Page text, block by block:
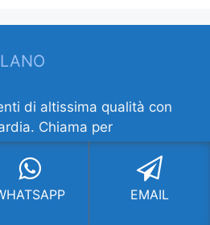
di altissima qualità con
Chiama per
Via Porpora
EMAIL